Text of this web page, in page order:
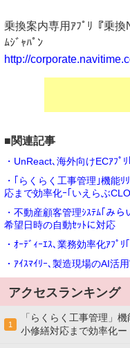
乗換案内専用ｱﾌﾟﾘ『乗
ﾑｼﾞｬﾊﾟﾝ
http://
■関連記事
・UnReact､海外向けECｱﾌ
・｢らくらく工事管理｣機能
応まで効率化ｰ｢いえらぶ
・不動産顧客管理ｼｽﾃﾑ｢み
希望日時の自動ｾｯﾄに対応
・ｵｰﾃﾞｨｰｴｽ､業務効率化ｱﾌﾟ
・ｱｲｽﾏｲﾘｰ､製造現場のAI活
アクセスランキング
1
「らくらく工事管理」
小修繕対応まで効率化ー